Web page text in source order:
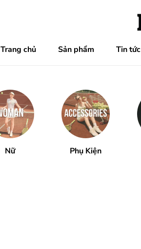
Trang chủ Sản phẩm Tin tức
Nữ Phụ Kiện